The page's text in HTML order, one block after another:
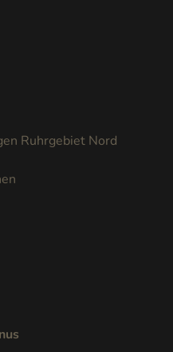
Ruhrgebiet Nord